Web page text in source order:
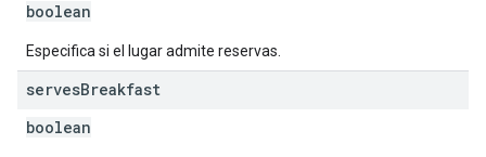
boolean
Especifica si el lugar admite reservas.
servesBreakfast
boolean